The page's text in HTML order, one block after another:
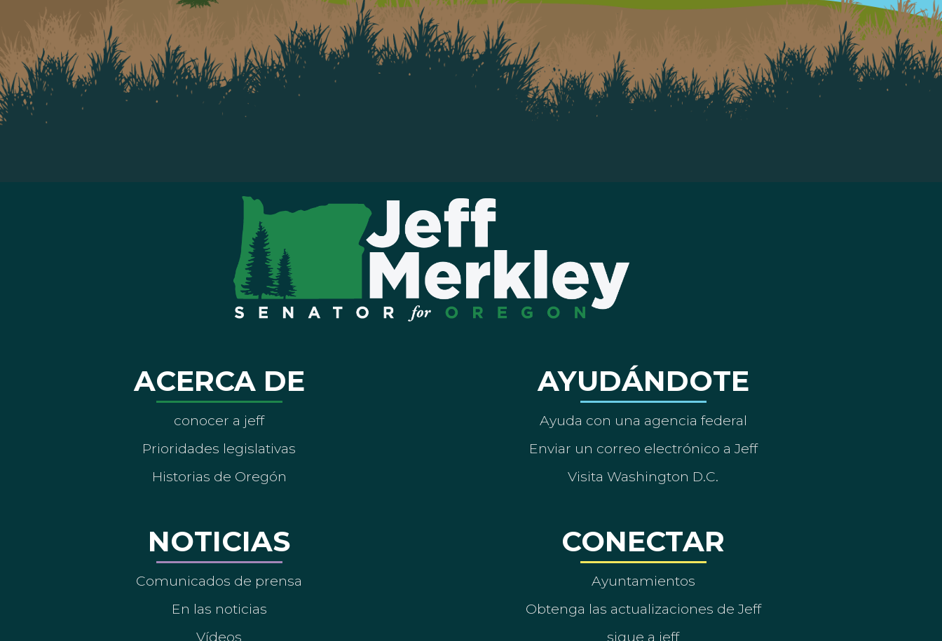
ACERCA DE
conocer a jeff
Prioridades legislativas
Historias de Oregón
NOTICIAS
Comunicados de prensa
En las noticias
Vídeos
AYUDÁNDOTE
Ayuda con una agencia federal
Enviar un correo electrónico a Jeff
Visita Washington D.C.
CONECTAR
Ayuntamientos
Obtenga las actualizaciones de Jeff
sigue a jeff